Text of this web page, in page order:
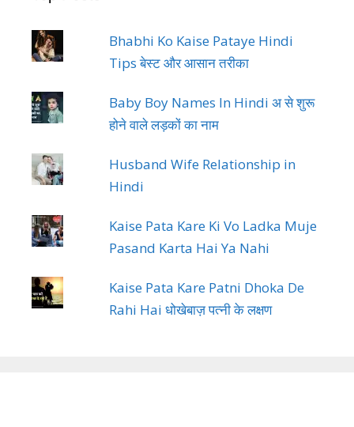
Bhabhi Ko Kaise Pataye Hindi
Tips बेस्ट और आसान तरीका
Baby Boy Names In Hindi अ से शुरू
होने वाले लड़कों का नाम
Husband Wife Relationship in
Hindi
Kaise Pata Kare Ki Vo Ladka Muje
Pasand Karta Hai Ya Nahi
Kaise Pata Kare Patni Dhoka De
Rahi Hai धोखेबाज़ पत्नी के लक्षण